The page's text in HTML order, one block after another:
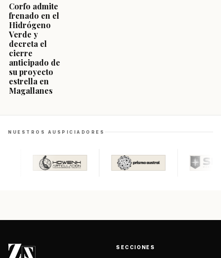
Corfo admite
frenado en el
Hidrógeno
Verde y
decreta el
cierre
anticipado de
su proyecto
estrella en
Magallanes
NUESTROS AUSPICIADORES
SECCIONES